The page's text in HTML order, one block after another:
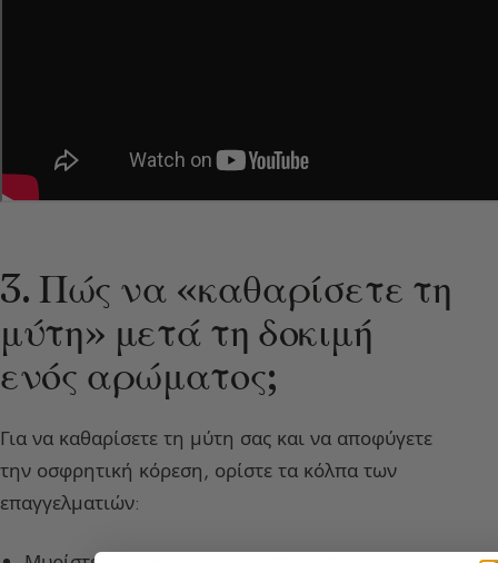
3. Πώς να «καθαρίσετε τη
μύτη» μετά τη δοκιμή
ενός αρώματος;
Για να καθαρίσετε τη μύτη σας και να αποφύγετε
την οσφρητική κόρεση, ορίστε τα κόλπα των
επαγγελματιών: